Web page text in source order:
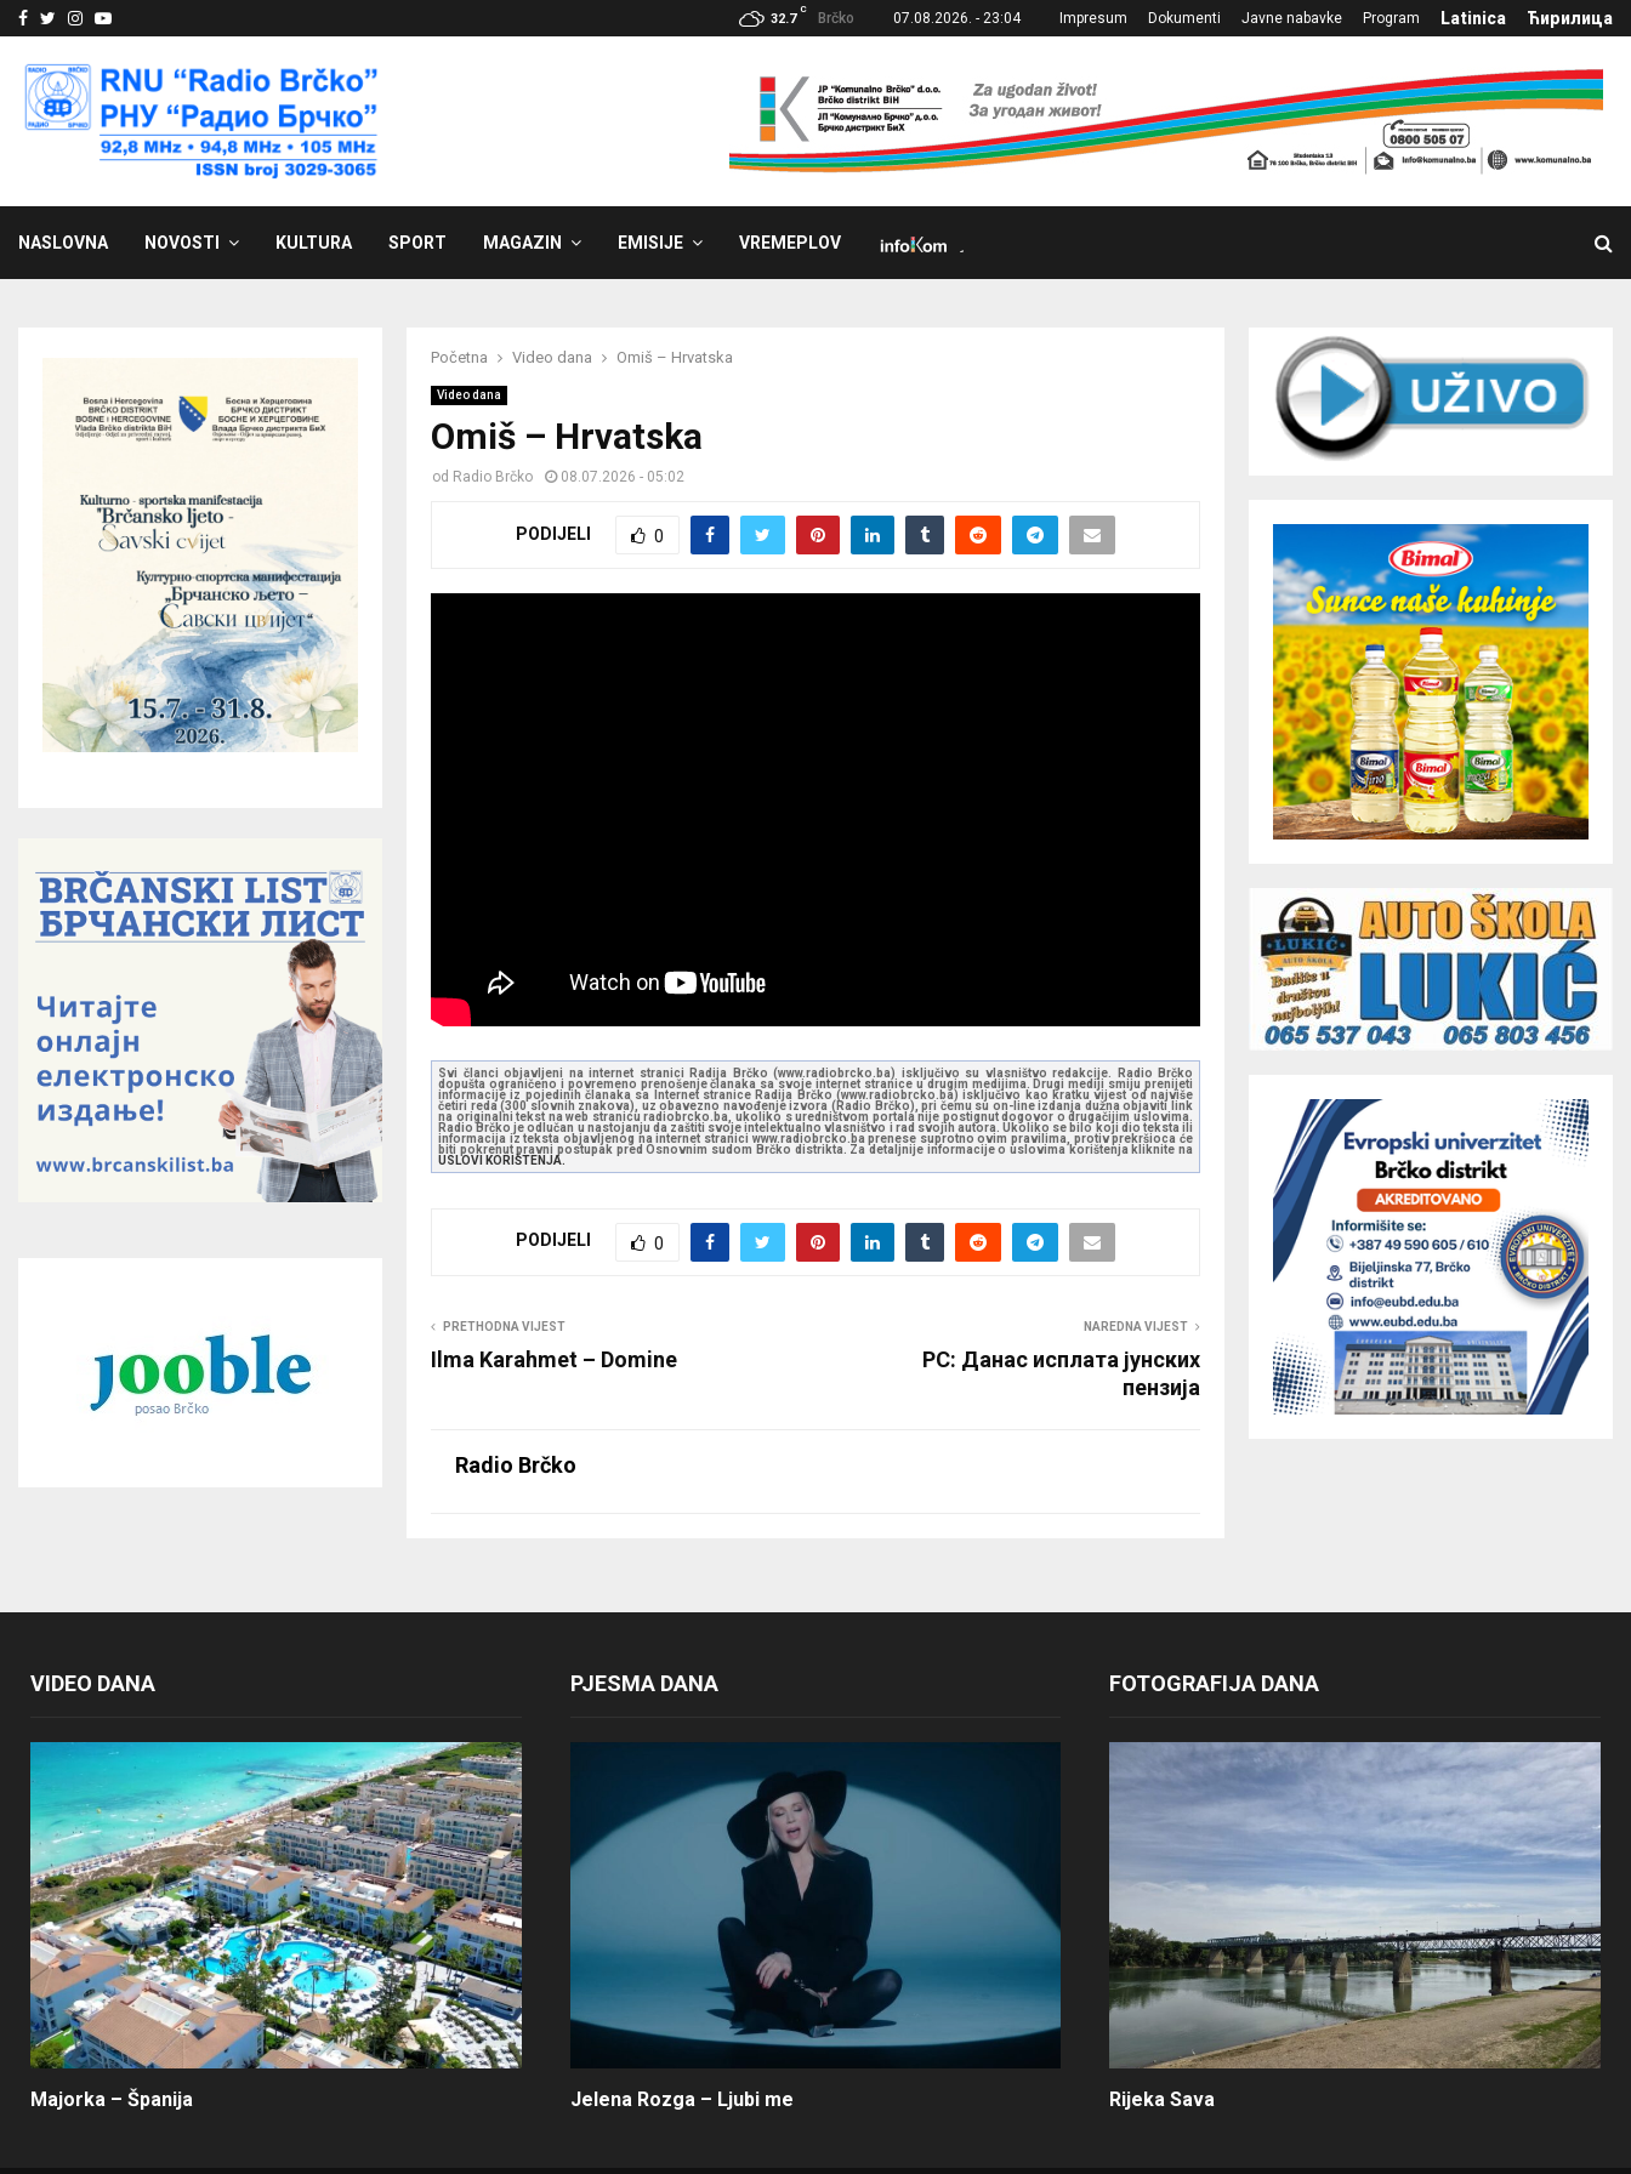
Facebook
Twitter
Instagram
Youtube 32.7
C
Brčko 07.08.2026. - 23:04 Impresum Dokumenti Javne nabavke Program Latinica Ћирилица
NASLOVNA NOVOSTI KULTURA SPORT MAGAZIN EMISIJE VREMEPLOV
Početna Video dana Omiš – Hrvatska
Video dana
Omiš – Hrvatska
od Radio Brčko 08.07.2026 - 05:02
PODIJELI 0
Svi članci objavljeni na internet stranici Radija Brčko (www.radiobrcko.ba) isključivo su vlasništvo redakcije. Radio Brčko
dopušta ograničeno i povremeno prenošenje članaka sa svoje internet stranice u drugim medijima. Drugi mediji smiju prenijeti
informacije iz pojedinih članaka sa Internet stranice Radija Brčko (www.radiobrcko.ba) isključivo kao kratku vijest od najviše
četiri reda (300 slovnih znakova), uz obavezno navođenje izvora (Radio Brčko), pri čemu su on-line izdanja dužna objaviti link
na originalni tekst na web stranicu radiobrcko.ba, ukoliko s uredništvom portala nije postignut dogovor o drugačijim uslovima.
Radio Brčko je odlučan u nastojanju da zaštiti svoje intelektualno vlasništvo i rad svojih autora. Ukoliko se bilo koji dio teksta ili
informacija iz teksta objavljenog na internet stranici www.radiobrcko.ba prenese suprotno ovim pravilima, protiv prekršioca će
biti pokrenut pravni postupak pred Osnovnim sudom Brčko distrikta. Za detaljnije informacije o uslovima korištenja kliknite na
USLOVI KORIŠTENJA.
PODIJELI 0
PRETHODNA VIJEST
Ilma Karahmet – Domine
NAREDNA VIJEST
РС: Данас исплата јунских
пензија
Radio Brčko
VIDEO DANA
Majorka – Španija
PJESMA DANA
Jelena Rozga – Ljubi me
FOTOGRAFIJA DANA
Rijeka Sava